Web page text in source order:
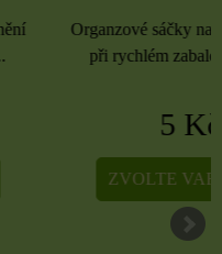
Organzové sáčky
při rychlém zabalení
5 Kč
ZVOLTE